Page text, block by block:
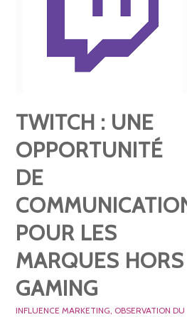
TWITCH : UNE
OPPORTUNITÉ
DE
POUR LES
MARQUES HORS
GAMING
INFLUENCE MARKETING, OBSERVATION DU